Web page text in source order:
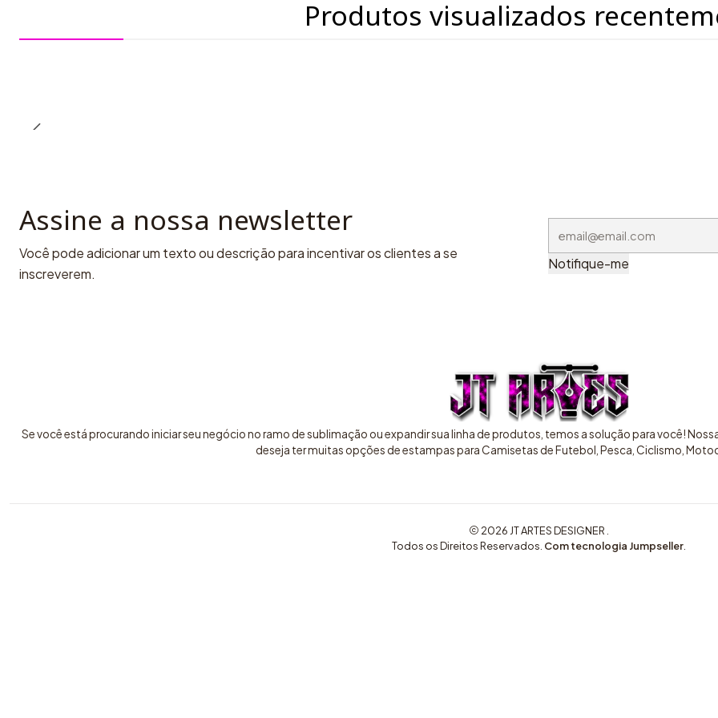
Produtos visualizados
Assine a nossa newsletter
Você pode adicionar um texto ou descrição para incentivar os clientes a se
inscreverem.
Notifique-me
Se você está procurando iniciar seu negócio no ramo de sublimação ou expandir sua linha de produtos, temos a solução para você!
deseja ter muitas opções de estampas para Camisetas de Futebol, Pesca, Ciclismo,
2026 JT ARTES DESIGNER .
Todos os Direitos Reservados. Com tecnologia Jumpseller.